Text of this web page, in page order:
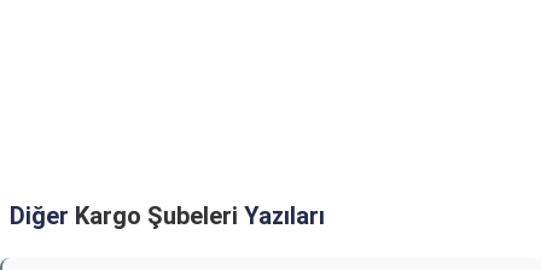
Diğer Kargo Şubeleri Yazıları